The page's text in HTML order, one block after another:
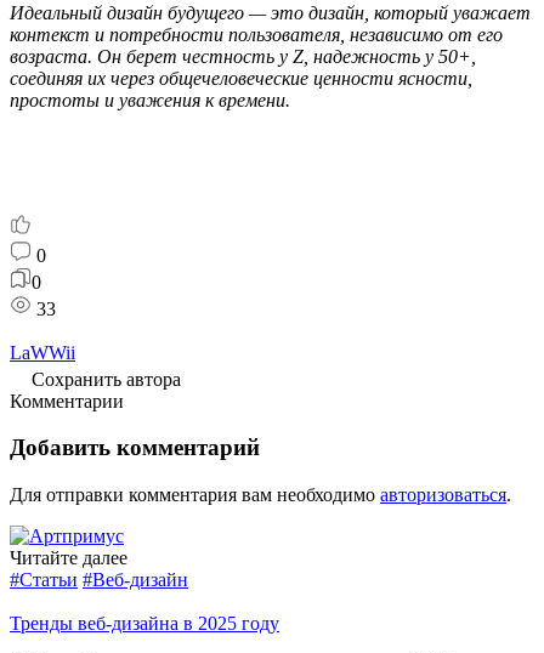
Идеальный дизайн будущего — это дизайн, который уважает
контекст и потребности пользователя, независимо от его
возраста. Он берет честность у Z, надежность у 50+,
соединяя их через общечеловеческие ценности ясности,
простоты и уважения к времени.
0
0
33
LaWWii
Сохранить автора
Комментарии
Добавить комментарий
Для отправки комментария вам необходимо авторизоваться.
Читайте далее
#Статьи #Веб-дизайн
Тренды веб-дизайна в 2025 году